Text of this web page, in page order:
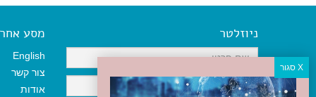
ניוזלטר מסע אחר
English
צור קשר
אודות